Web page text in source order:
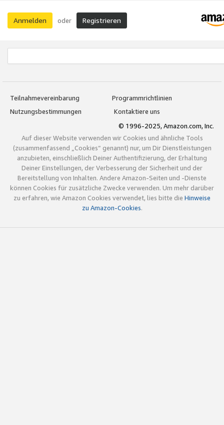
Anmelden oder Registrieren
Teilnahmevereinbarung
Programmrichtlinien
Nutzungsbestimmungen
Kontaktiere uns
© 1996-2025, Amazon.com, Inc.
Auf dieser Website verwenden wir Cookies und ähnliche Tools
(zusammenfassend „Cookies“ genannt) nur, um Dir Dienstleistungen
anzubieten, einschließlich Deiner Authentifizierung, der Erhaltung
Deiner Einstellungen, der Verbesserung der Sicherheit und der
Bereitstellung von Inhalten. Andere Amazon-Seiten und -Dienste
können Cookies für zusätzliche Zwecke verwenden. Um mehr darüber
zu erfahren, wie Amazon Cookies verwendet, lies bitte die Hinweise
zu Amazon-Cookies.